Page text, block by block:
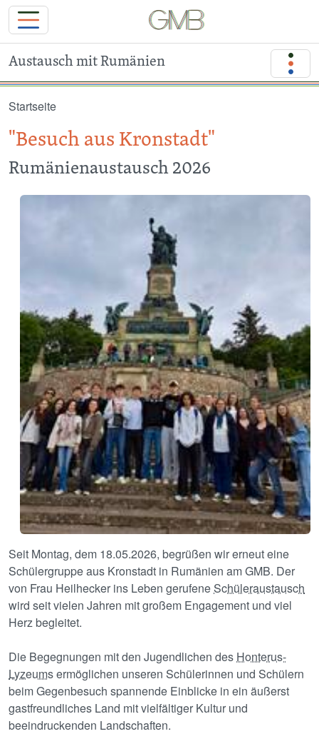
Austausch mit Rumänien
Startseite
"Besuch aus Kronstadt"
Rumänienaustausch 2026
Image
Seit Montag, dem 18.05.2026, begrüßen wir erneut eine
Schülergruppe aus Kronstadt in Rumänien am GMB. Der
von Frau Heilhecker ins Leben gerufeneSchüleraustausch
wird seit vielen Jahren mit großem Engagement und viel
Herz begleitet.
Die Begegnungen mit den Jugendlichen des Honterus-
Lyzeumsermöglichen unseren Schülerinnen und Schülern
beim Gegenbesuch spannende Einblicke in ein äußerst
gastfreundliches Land mit vielfältiger Kultur und
beeindruckenden Landschaften.